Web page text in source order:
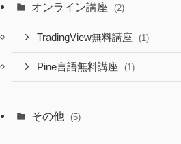
オンライン講座 (2)
TradingView無料講座 (1)
Pine言語無料講座 (1)
その他 (5)